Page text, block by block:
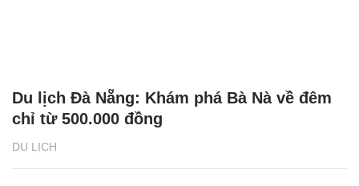
DU LỊCH
Du lịch Đà Nẵng: Khám phá Bà Nà về đêm
chỉ từ 500.000 đồng